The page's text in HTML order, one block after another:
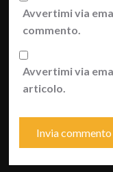
Avvertimi via
commento.
Avvertimi via
articolo.